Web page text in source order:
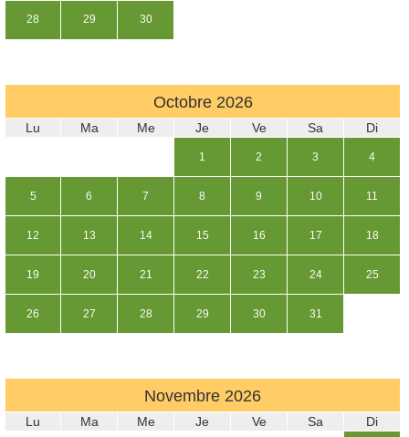
28 29 30
Octobre 2026
Lu Ma Me Je Ve Sa Di
1 2 3 4
5 6 7 8 9 10 11
12 13 14 15 16 17 18
19 20 21 22 23 24 25
26 27 28 29 30 31
Novembre 2026
Lu Ma Me Je Ve Sa Di